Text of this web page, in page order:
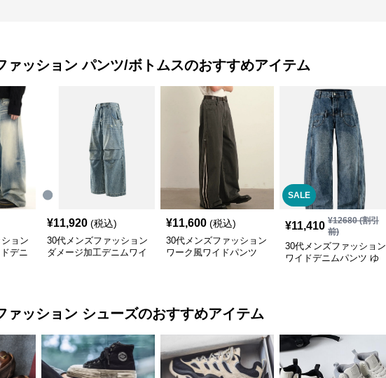
ァッション パンツ/ボトムスのおすすめアイテム
ョン
デニ
¥11,920 (税込)
30代メンズファッション
ダメージ加工デニムワイ
¥11,600 (税込)
30代メンズファッション
ワーク風ワイドパンツ
SALE
¥11,410 ¥12680(割引
前)
30代メンズファッション
ワイドデニムパンツ ゆ
ァッション シューズのおすすめアイテム